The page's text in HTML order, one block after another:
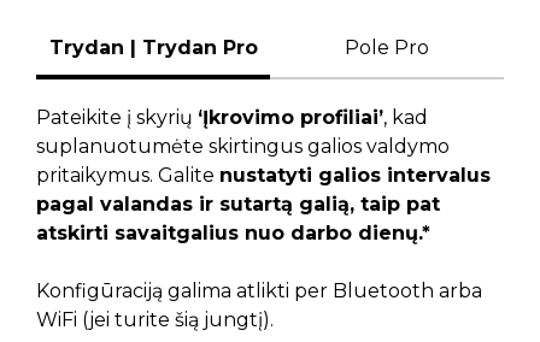
Trydan | Trydan Pro Pole Pro
Pateikite į skyrių ‘Įkrovimo profiliai’, kad
suplanuotumėte skirtingus galios valdymo
pritaikymus. Galite nustatyti galios intervalus
pagal valandas ir sutartą galią, taip pat
atskirti savaitgalius nuo darbo dienų.*
Konfigūraciją galima atlikti per Bluetooth arba
WiFi (jei turite šią jungtį).